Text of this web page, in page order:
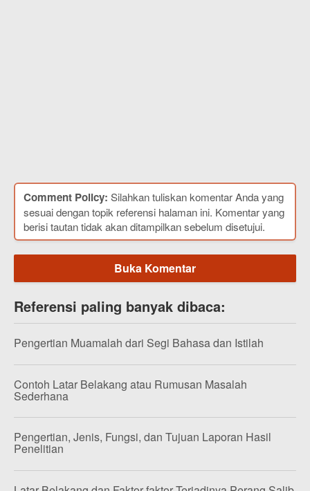
Comment Policy: Silahkan tuliskan komentar Anda yang
sesuai dengan topik referensi halaman ini. Komentar yang
berisi tautan tidak akan ditampilkan sebelum disetujui.
Buka Komentar
Referensi paling banyak dibaca:
Pengertian Muamalah dari Segi Bahasa dan Istilah
Contoh Latar Belakang atau Rumusan Masalah
Sederhana
Pengertian, Jenis, Fungsi, dan Tujuan Laporan Hasil
Penelitian